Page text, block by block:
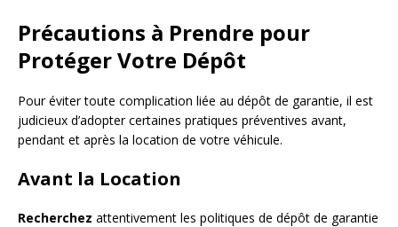
Précautions à Prendre pour
Protéger Votre Dépôt
Pour éviter toute complication liée au dépôt de garantie, il est
judicieux d’adopter certaines pratiques préventives avant,
pendant et après la location de votre véhicule.
Avant la Location
Recherchez attentivement les politiques de dépôt de garantie